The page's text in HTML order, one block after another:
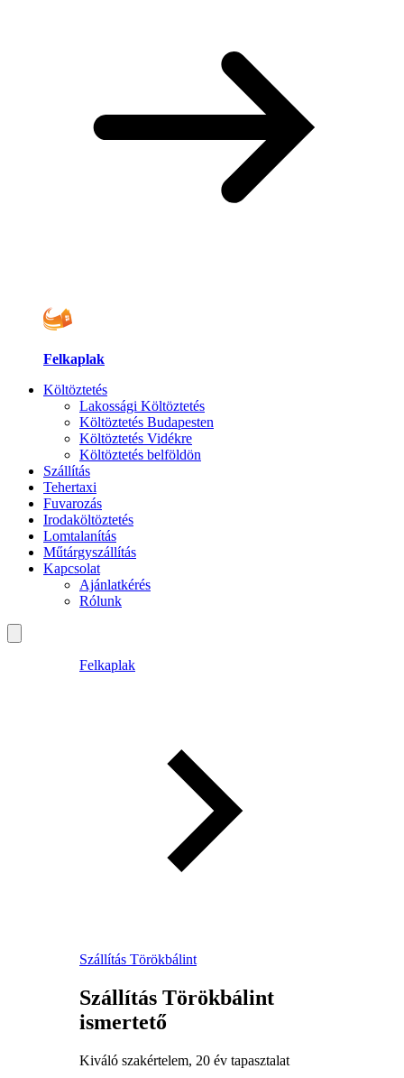
Felkaplak
Költöztetés
Lakossági Költöztetés
Költöztetés Budapesten
Költöztetés Vidékre
Költöztetés belföldön
Szállítás
Tehertaxi
Fuvarozás
Irodaköltöztetés
Lomtalanítás
Műtárgyszállítás
Kapcsolat
Ajánlatkérés
Rólunk
Felkaplak
Szállítás Törökbálint
Szállítás Törökbálint
ismertető
Kiváló szakértelem, 20 év tapasztalat